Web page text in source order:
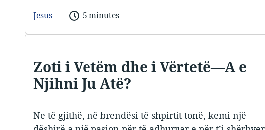
Jesus 5 minutes
Zoti i Vetëm dhe i Vërtetë—A e
Njihni Ju Atë?
Ne të gjithë, në brendësi të shpirtit tonë, kemi një